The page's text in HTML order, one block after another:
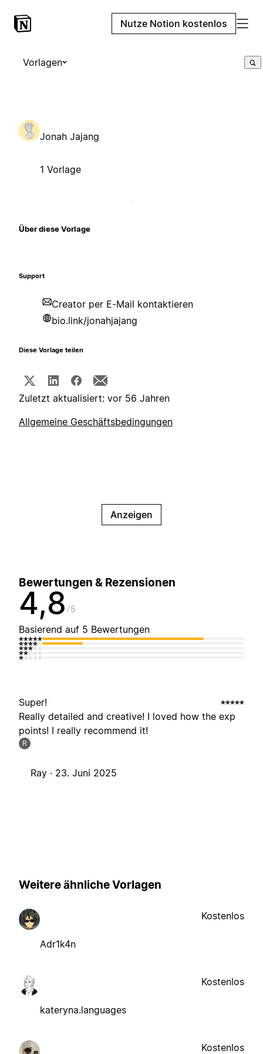
Nutze Notion kostenlos
Vorlagen
Jonah Jajang
1 Vorlage
Über diese Vorlage
Support
Creator per E-Mail kontaktieren
bio.link/jonahjajang
Diese Vorlage teilen
Zuletzt aktualisiert: vor 56 Jahren
Allgemeine Geschäftsbedingungen
Anzeigen
Bewertungen & Rezensionen
4,8 5
Basierend auf 5 Bewertungen
Super!
Really detailed and creative! I loved how the exp
points! I really recommend it!
R
Ray · 23. Juni 2025
Weitere ähnliche Vorlagen
Adr1k4n
Kostenlos
kateryna.languages
Kostenlos
Kostenlos